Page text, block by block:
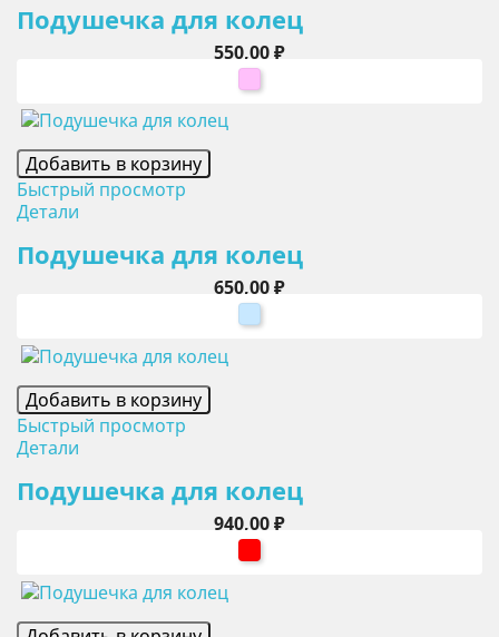
Подушечка для колец
Цена
550,00 ₽
розовый
Добавить в корзину
Быстрый просмотр
Детали
Подушечка для колец
Цена
650,00 ₽
Добавить в корзину
Быстрый просмотр
Детали
Подушечка для колец
Цена
940,00 ₽
красный